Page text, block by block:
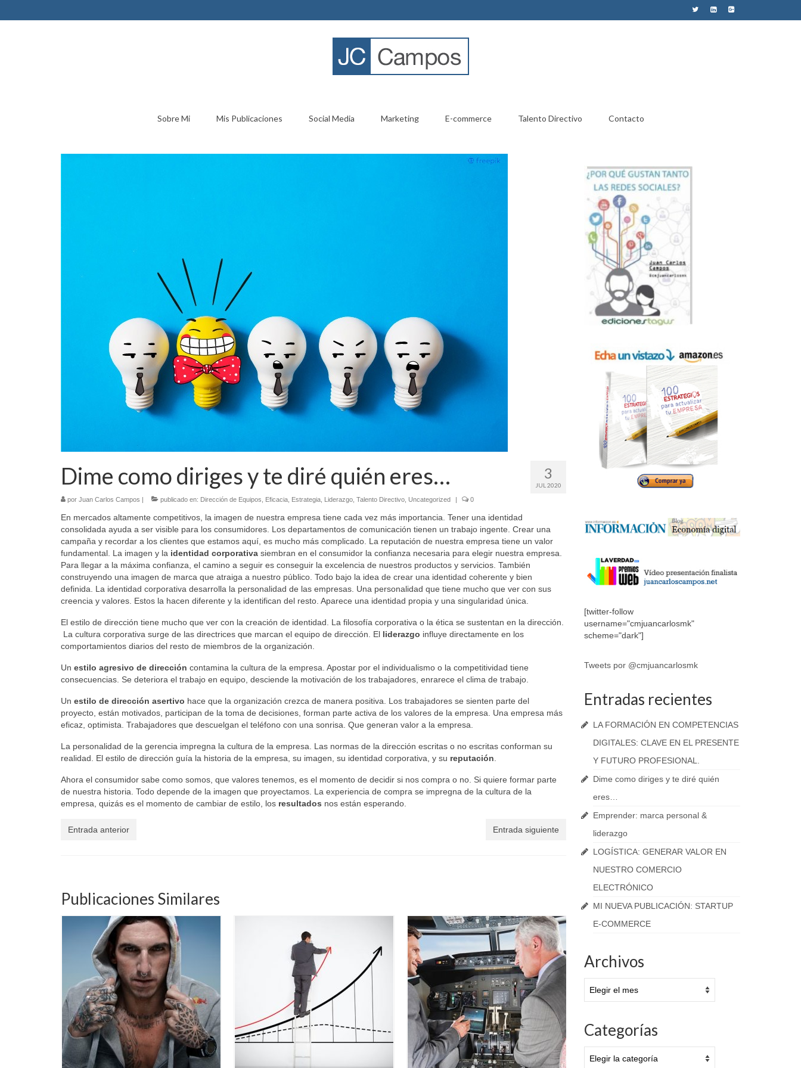
Sobre Mi Mis Publicaciones Social Media Marketing E-commerce Talento Directivo Contacto
3
JUL 2020
Dime como diriges y te diré quién eres…
por Juan Carlos Campos | publicado en: Dirección de Equipos Eficacia Estrategia Liderazgo Talento Directivo Uncategorized | 0
En mercados altamente competitivos, la imagen de nuestra empresa tiene cada vez más importancia. Tener una identidad
consolidada ayuda a ser visible para los consumidores. Los departamentos de comunicación tienen un trabajo ingente. Crear una
campaña y recordar a los clientes que estamos aquí, es mucho más complicado. La reputación de nuestra empresa tiene un valor
fundamental. La imagen y la identidad corporativa siembran en el consumidor la confianza necesaria para elegir nuestra empresa.
Para llegar a la máxima confianza, el camino a seguir es conseguir la excelencia de nuestros productos y servicios. También
construyendo una imagen de marca que atraiga a nuestro público. Todo bajo la idea de crear una identidad coherente y bien
definida. La identidad corporativa desarrolla la personalidad de las empresas. Una personalidad que tiene mucho que ver con sus
creencia y valores. Estos la hacen diferente y la identifican del resto. Aparece una identidad propia y una singularidad única.
El estilo de dirección tiene mucho que ver con la creación de identidad. La filosofía corporativa o la ética se sustentan en la dirección.
La cultura corporativa surge de las directrices que marcan el equipo de dirección. El liderazgo influye directamente en los
comportamientos diarios del resto de miembros de la organización.
Un estilo agresivo de dirección contamina la cultura de la empresa. Apostar por el individualismo o la competitividad tiene
consecuencias. Se deteriora el trabajo en equipo, desciende la motivación de los trabajadores, enrarece el clima de trabajo.
Un estilo de dirección asertivo hace que la organización crezca de manera positiva. Los trabajadores se sienten parte del
proyecto, están motivados, participan de la toma de decisiones, forman parte activa de los valores de la empresa. Una empresa más
eficaz, optimista. Trabajadores que descuelgan el teléfono con una sonrisa. Que generan valor a la empresa.
La personalidad de la gerencia impregna la cultura de la empresa. Las normas de la dirección escritas o no escritas conforman su
realidad. El estilo de dirección guía la historia de la empresa, su imagen, su identidad corporativa, y su reputación
Ahora el consumidor sabe como somos, que valores tenemos, es el momento de decidir si nos compra o no. Si quiere formar parte
de nuestra historia. Todo depende de la imagen que proyectamos. La experiencia de compra se impregna de la cultura de la
empresa, quizás es el momento de cambiar de estilo, los resultados nos están esperando.
Entrada anterior Entrada siguiente
Publicaciones Similares
[twitter-follow
username="cmjuancarlosmk"
scheme="dark"]
Tweets por @cmjuancarlosmk
Entradas recientes
LA FORMACIÓN EN COMPETENCIAS
DIGITALES: CLAVE EN EL PRESENTE
Y FUTURO PROFESIONAL.
Dime como diriges y te diré quién
eres…
Emprender: marca personal &
liderazgo
LOGÍSTICA: GENERAR VALOR EN
NUESTRO COMERCIO
ELECTRÓNICO
MI NUEVA PUBLICACIÓN: STARTUP
E-COMMERCE
Archivos
Categorías